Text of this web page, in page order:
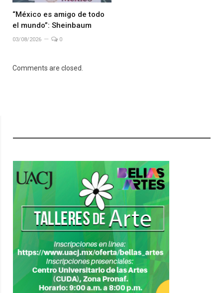
“México es amigo de todo
el mundo”: Sheinbaum
03/08/2026 0
Comments are closed.